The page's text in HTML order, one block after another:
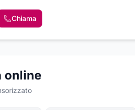
Chiama
online